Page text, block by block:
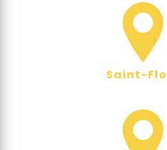
Saint-